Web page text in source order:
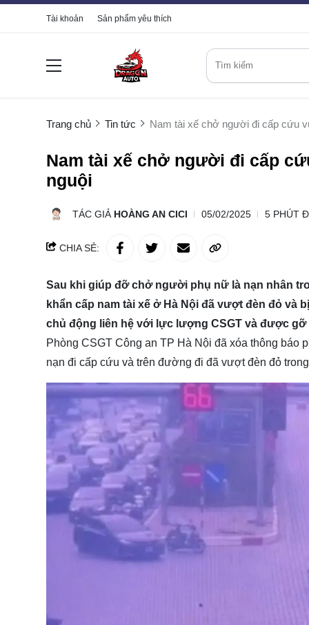
Tài khoản Sản phẩm yêu thích
Trang chủ Tin tức Nam tài xế chở người đi cấp cứu
Nam tài xế chở người đi cấp
nguội
TÁC GIẢ HOÀNG AN CICI 05/02/2025 5 PHÚT
CHIA SẺ:
Sau khi giúp đỡ chở người phụ nữ là nạn nhân
khẩn cấp nam tài xế ở Hà Nội đã vượt đèn đỏ và
chủ động liên hệ với lực lượng CSGT và được
Phòng CSGT Công an TP Hà Nội đã xóa thông
nạn đi cấp cứu và trên đường đi đã vượt đèn đỏ